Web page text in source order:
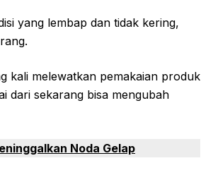
yang lembap dan tidak kering,
kali melewatkan pemakaian produk
dari sekarang bisa mengubah
Noda Gelap